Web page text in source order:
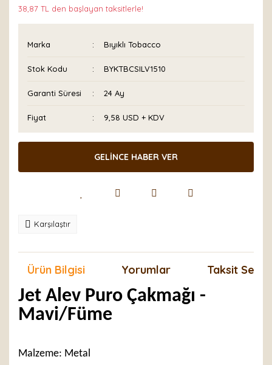
38,87 TL den başlayan taksitlerle!
Marka Bıyıklı Tobacco
Stok Kodu BYKTBCSILV1510
Garanti Süresi 24 Ay
Fiyat 9,58 USD + KDV
GELİNCE HABER VER
Karşılaştır
Ürün Bilgisi Yorumlar Taksit
Jet Alev Puro Çakmağı -
Mavi/Füme
Malzeme: Metal